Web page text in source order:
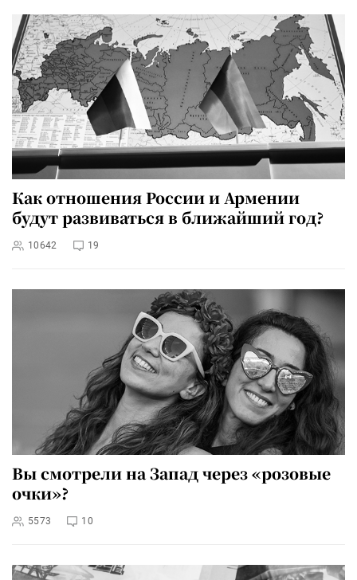
Как отношения России и Армении
будут развиваться в ближайший год?
10642 19
Вы смотрели на Запад через «розовые
очки»?
5573 10